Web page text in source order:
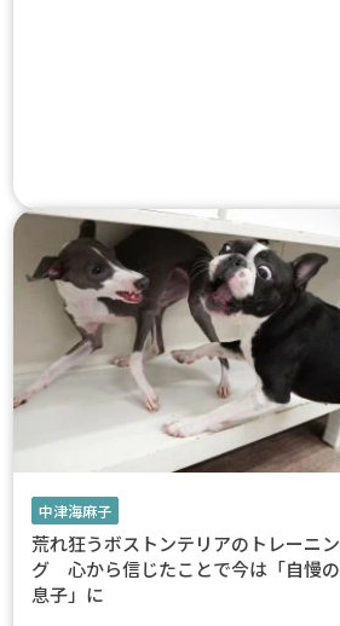
中津海麻子
荒れ狂うボストンテリアのトレーニン
グ 心から信じたことで今は「自慢の
息子」に